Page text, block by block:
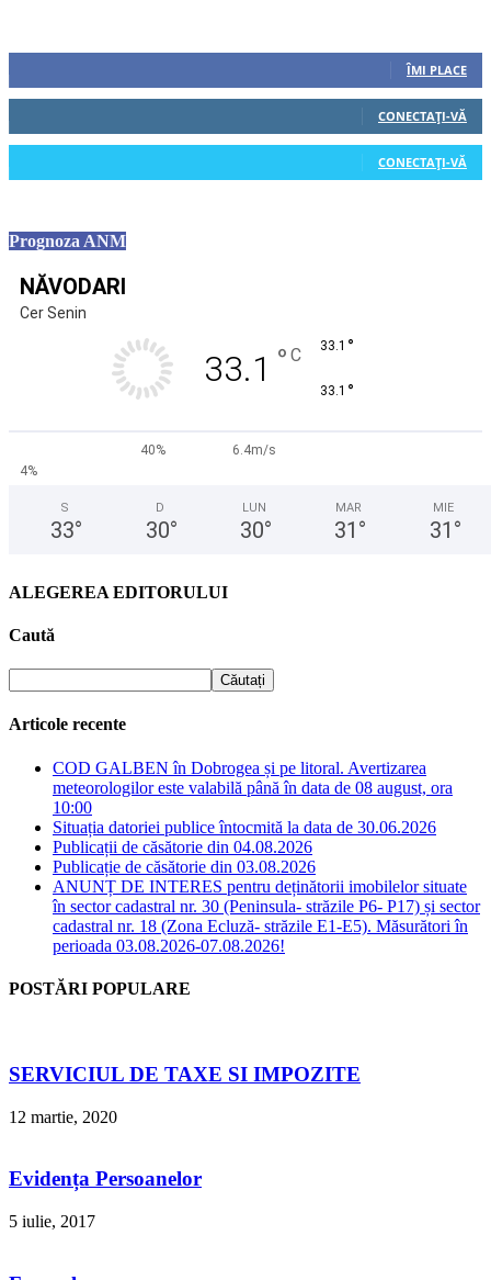
ÎMI PLACE
CONECTAȚI-VĂ
CONECTAȚI-VĂ
Prognoza ANM
NĂVODARI
Cer Senin
33.1 ° C 33.1 °
33.1 °
40%
6.4m/s
4%
S
33°
D
30°
LUN
30°
MAR
31 °
MIE
31 °
ALEGEREA EDITORULUI
Caută
Articole recente
COD GALBEN în Dobrogea și pe litoral. Avertizarea
meteorologilor este valabilă până în data de 08 august, ora
10:00
Situația datoriei publice întocmită la data de 30.06.2026
Publicații de căsătorie din 04.08.2026
Publicație de căsătorie din 03.08.2026
ANUNȚ DE INTERES pentru deținătorii imobilelor situate
în sector cadastral nr. 30 (Peninsula- străzile P6- P17) și sector
cadastral nr. 18 (Zona Ecluză- străzile E1-E5). Măsurători în
perioada 03.08.2026-07.08.2026!
POSTĂRI POPULARE
SERVICIUL DE TAXE SI IMPOZITE
12 martie, 2020
Evidența Persoanelor
5 iulie, 2017